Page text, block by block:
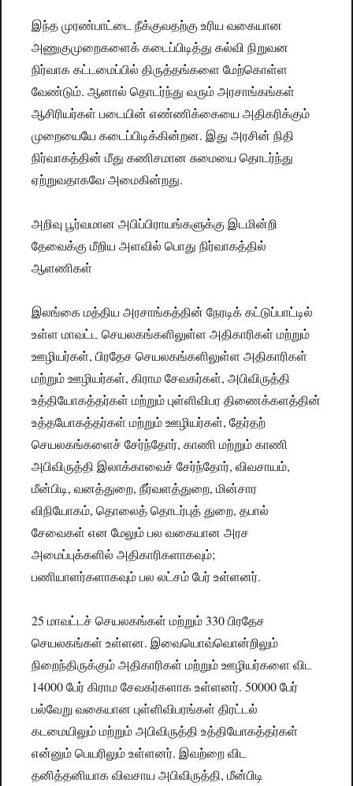
இந்த முரண்பாட்டை நீக்குவதற்கு உரிய வகையான
அணுகுமுறைகளைக் கடைப்பிடித்து கல்வி நிறுவன
நிர்வாக கட்டமைப்பில் திருத்தங்களை மேற்கொள்ள
வேண்டும். ஆனால் தொடர்ந்து வரும் அரசாங்கங்கள்
ஆசிரியர்கள் படையின் எண்ணிக்கையை அதிகரிக்கும்
முறையையே கடைப்பிடிக்கின்றன. இது அரசின் நிதி
நிர்வாகத்தின் மீது கணிசமான சுமையை தொடர்ந்து
ஏற்றுவதாகவே அமைகின்றது.
அறிவு பூர்வமான அபிப்பிராயங்களுக்கு இடமின்றி
தேவைக்கு மீறிய அளவில் பொது நிர்வாகத்தில்
ஆளணிகள்
இலங்கை மத்திய அரசாங்கத்தின் நேரடிக் கட்டுப்பாட்டில்
உள்ள மாவட்ட செயலகங்களிலுள்ள அதிகாரிகள் மற்றும்
ஊழியர்கள், பிரதேச செயலகங்களிலுள்ள அதிகாரிகள்
மற்றும் ஊழியர்கள், கிராம சேவகர்கள், அபிவிருத்தி
உத்தியோகத்தர்கள் மற்றும் புள்ளிவிபர திணைக்களத்தின்
உத்தயோகத்தர்கள் மற்றும் ஊழியர்கள், தேர்தற்
செயலகங்களைச் சேர்ந்தோர், காணி மற்றும் காணி
அபிவிருத்தி இலாக்காவைச் சேர்ந்தோர், விவசாயம்,
மீன்பிடி, வனத்துறை, நீர்வளத்துறை, மின்சார
விநியோகம், தொலைத் தொடர்புத் துறை, தபால்
சேவைகள் என மேலும் பல வகையான அரச
அமைப்புக்களில் அதிகாரிகளாகவும்;
பணியாளர்களாகவும் பல லட்சம் பேர் உள்ளனர்.
25 மாவட்டச் செயலகங்கள் மற்றும் 330 பிரதேச
செயலகங்கள் உள்ளன. இவையொவ்வொன்றிலும்
நிறைந்திருக்கும் அதிகாரிகள் மற்றும் ஊழியர்களை விட
14000 பேர் கிராம சேவகர்களாக உள்ளனர். 50000 பேர்
பல்வேறு வகையான புள்ளிவிபரங்கள் திரட்டல்
கடமையிலும் மற்றும் அபிவிருத்தி உத்தியோகத்தர்கள்
என்னும் பெயரிலும் உள்ளனர். இவற்றை விட
தனித்தனியாக விவசாய அபிவிருத்தி, மீன்பிடி